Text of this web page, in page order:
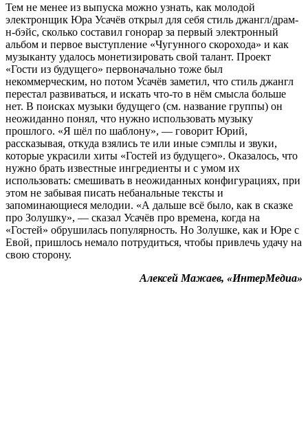
Тем не менее из выпуска можно узнать, как молодой
электронщик Юра Усачёв открыл для себя стиль джангл/драм-
н-бэйс, сколько составил гонорар за первый электронный
альбом и первое выступление «Чугунного скорохода» и как
музыканту удалось монетизировать свой талант. Проект
«Гости из будущего» первоначально тоже был
некоммерческим, но потом Усачёв заметил, что стиль джангл
перестал развиваться, и искать что-то в нём смысла больше
нет. В поисках музыки будущего (см. название группы) он
неожиданно понял, что нужно использовать музыку
прошлого. «Я шёл по шаблону», — говорит Юрий,
рассказывая, откуда взялись те или иные сэмплы и звуки,
которые украсили хиты «Гостей из будущего». Оказалось, что
нужно брать известные ингредиенты и с умом их
использовать: смешивать в неожиданных конфигурациях, при
этом не забывая писать небанальные тексты и
запоминающиеся мелодии. «А дальше всё было, как в сказке
про Золушку», — сказал Усачёв про времена, когда на
«Гостей» обрушилась популярность. Но Золушке, как и Юре с
Евой, пришлось немало потрудиться, чтобы привлечь удачу на
свою сторону.
Алексей Мажаев, «ИнтерМедиа»